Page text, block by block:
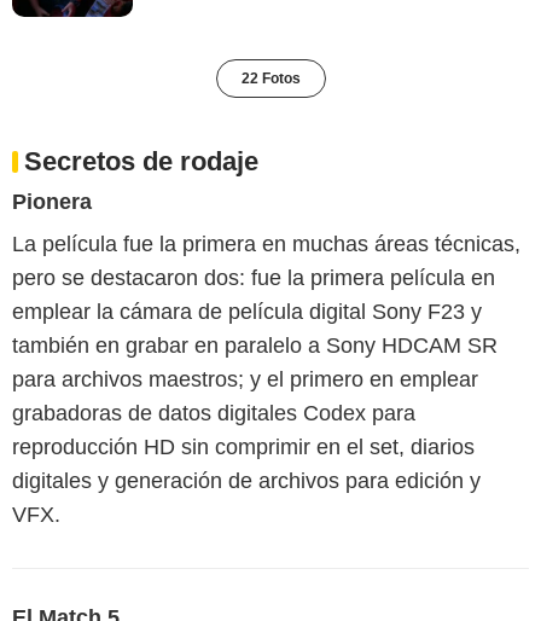
22 Fotos
Secretos de rodaje
Pionera
La película fue la primera en muchas áreas técnicas,
pero se destacaron dos: fue la primera película en
emplear la cámara de película digital Sony F23 y
también en grabar en paralelo a Sony HDCAM SR
para archivos maestros; y el primero en emplear
grabadoras de datos digitales Codex para
reproducción HD sin comprimir en el set, diarios
digitales y generación de archivos para edición y
VFX.